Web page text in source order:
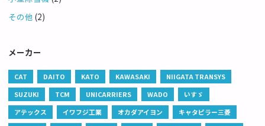
その他 (2)
メーカー
CAT DAITO KATO KAWASAKI
NIIGATA TRANSYS
SUZUKI
TCM UNICARRIERS WADO
いすゞ
アテックス
イワフジ工業 オカダアイヨン
キャタピラー三菱